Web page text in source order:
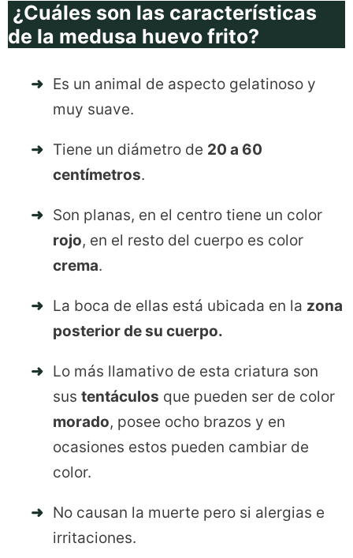
¿Cuáles son las características
de la medusa huevo frito?
Es un animal de aspecto gelatinoso y
muy suave.
Tiene un diámetro de 20 a 60
centímetros.
Son planas, en el centro tiene un color
rojo, en el resto del cuerpo es color
crema.
La boca de ellas está ubicada en la zona
posterior de su cuerpo.
Lo más llamativo de esta criatura son
sus tentáculos que pueden ser de color
morado, posee ocho brazos y en
ocasiones estos pueden cambiar de
color.
No causan la muerte pero si alergias e
irritaciones.